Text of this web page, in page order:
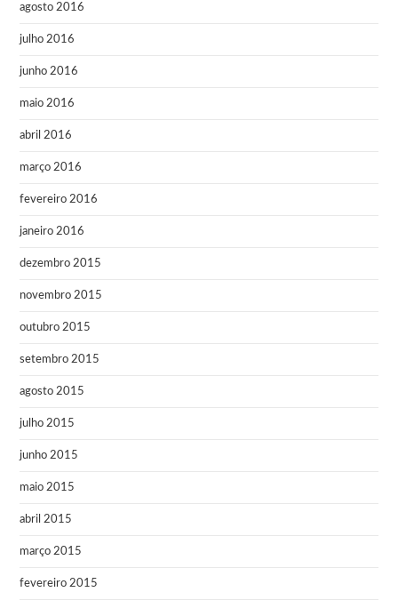
agosto 2016
julho 2016
junho 2016
maio 2016
abril 2016
março 2016
fevereiro 2016
janeiro 2016
dezembro 2015
novembro 2015
outubro 2015
setembro 2015
agosto 2015
julho 2015
junho 2015
maio 2015
abril 2015
março 2015
fevereiro 2015